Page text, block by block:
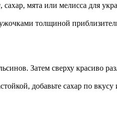
, сахар, мята или мелисса для
толщиной
Затем сверху красиво
добавьте сахар по